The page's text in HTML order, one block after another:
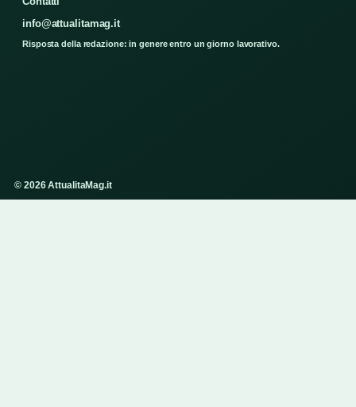
info@attualitamag.it
Risposta della redazione: in genere entro un giorno lavorativo.
© 2026 AttualitaMag.it